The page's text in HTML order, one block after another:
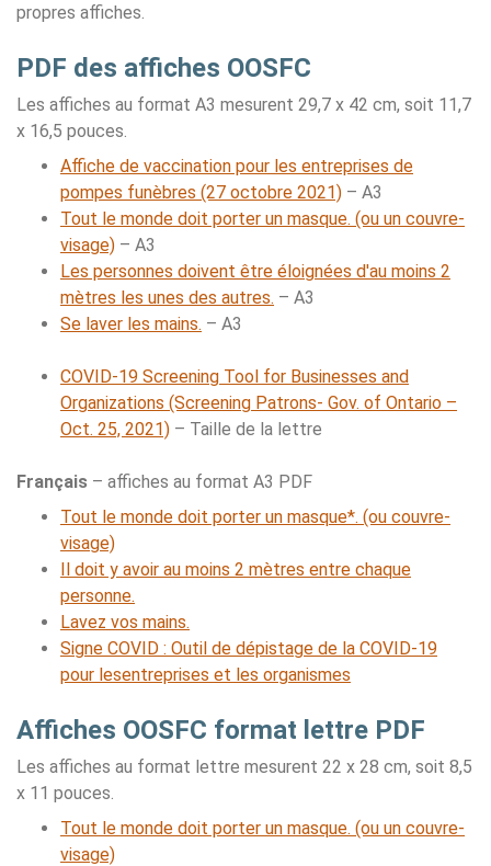
propres affiches.
PDF des affiches OOSFC
Les affiches au format A3 mesurent 29,7 x 42 cm, soit 11,7
x 16,5 pouces.
Affiche de vaccination pour les entreprises de
pompes funèbres (27 octobre 2021) – A3
Tout le monde doit porter un masque. (ou un couvre-
visage) – A3
Les personnes doivent être éloignées d'au moins 2
mètres les unes des autres. – A3
Se laver les mains. – A3
COVID-19 Screening Tool for Businesses and
Organizations (Screening Patrons- Gov. of Ontario –
Oct. 25, 2021) – Taille de la lettre
Français – affiches au format A3 PDF
Tout le monde doit porter un masque*. (ou couvre-
visage)
Il doit y avoir au moins 2 mètres entre chaque
personne.
Lavez vos mains.
Signe COVID : Outil de dépistage de la COVID-19
pour lesentreprises et les organismes
Affiches OOSFC format lettre PDF
Les affiches au format lettre mesurent 22 x 28 cm, soit 8,5
x 11 pouces.
Tout le monde doit porter un masque. (ou un couvre-
visage)